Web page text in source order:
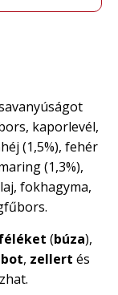
kaporlevél,
(1,5%), fehér
(1,3%),
fokhagyma,
(búza),
, zellert és